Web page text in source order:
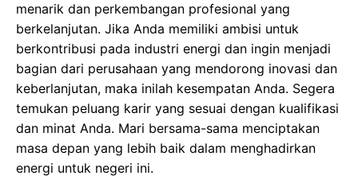
menarik dan perkembangan profesional yang
berkelanjutan. Jika Anda memiliki ambisi untuk
berkontribusi pada industri energi dan ingin menjadi
bagian dari perusahaan yang mendorong inovasi dan
keberlanjutan, maka inilah kesempatan Anda. Segera
temukan peluang karir yang sesuai dengan kualifikasi
dan minat Anda. Mari bersama-sama menciptakan
masa depan yang lebih baik dalam menghadirkan
energi untuk negeri ini.